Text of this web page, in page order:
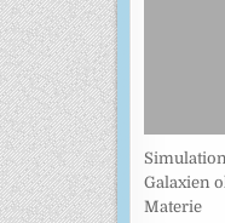
Galaxien
Materie